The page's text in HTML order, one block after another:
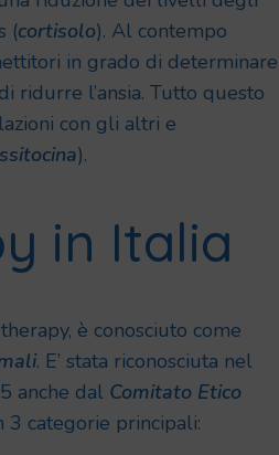
(cortisolo). Al contempo
in grado di determinare
ridurre l’ansia. Tutto questo
con gli altri e
).
in Italia
è conosciuto come
. E’ stata riconosciuta nel
anche dal Comitato Etico
3 categorie principali: